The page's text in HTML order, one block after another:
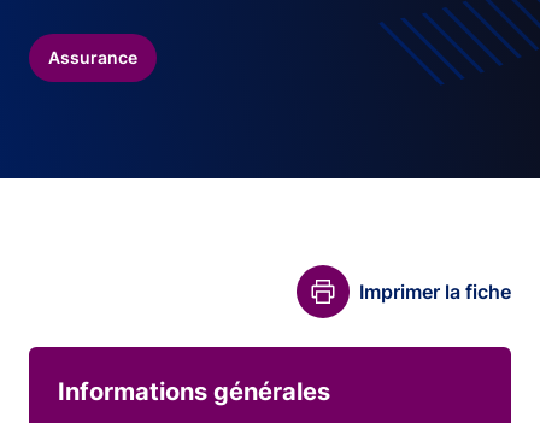
Assurance
Imprimer la fiche
Informations générales